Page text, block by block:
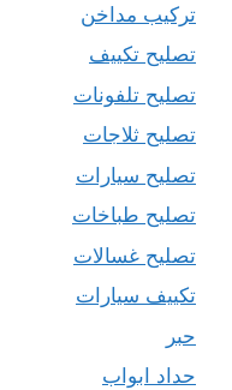
تركيب مداخن
تصليح تكييف
تصليح تلفونات
تصليح ثلاجات
تصليح سيارات
تصليح طباخات
تصليح غسالات
تكييف سيارات
حبر
حداد ابواب